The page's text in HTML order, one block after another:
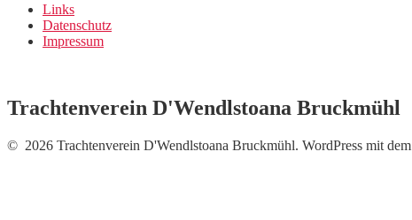
Links
Datenschutz
Impressum
Trachtenverein D'Wendlstoana Bruckmühl
© 2026 Trachtenverein D'Wendlstoana Bruckmühl. WordPress mit dem